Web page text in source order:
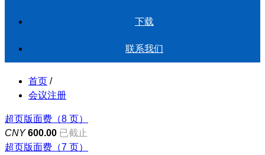
下载
联系我们
首页 /
会议注册
超页版面费（8 页）
CNY 600.00 已截止
超页版面费（7 页）